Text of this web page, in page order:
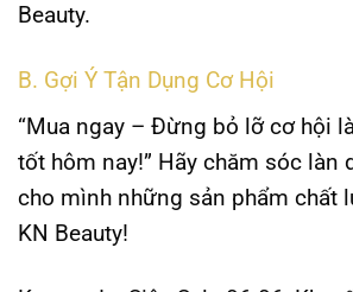
Beauty.
B. Gợi Ý Tận Dụng Cơ Hội
“Mua ngay – Đừng bỏ lỡ cơ hội
tốt hôm nay!” Hãy chăm sóc làn
cho mình những sản phẩm chất
KN Beauty!